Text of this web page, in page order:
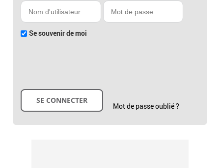
Se souvenir de moi
Mot de passe oublié ?